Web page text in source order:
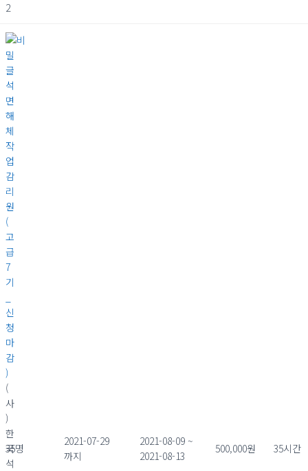
2
석
면
해
체
작
업
감
리
원
(
고
급
7
기
신
청
마
감
)
(
사
)
한
국
석
35명
2021-07-29
까지
2021-08-09 ~
2021-08-13
500,000원 35시간